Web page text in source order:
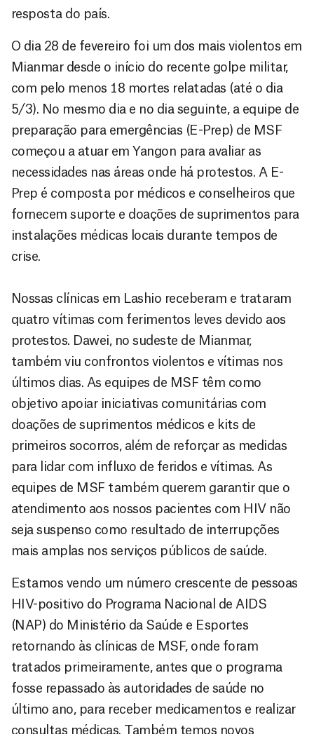
resposta do país.
O dia 28 de fevereiro foi um dos mais violentos em
Mianmar desde o início do recente golpe militar,
com pelo menos 18 mortes relatadas (até o dia
5/3). No mesmo dia e no dia seguinte, a equipe de
preparação para emergências (E-Prep) de MSF
começou a atuar em Yangon para avaliar as
necessidades nas áreas onde há protestos. A E-
Prep é composta por médicos e conselheiros que
fornecem suporte e doações de suprimentos para
instalações médicas locais durante tempos de
crise.
Nossas clínicas em Lashio receberam e trataram
quatro vítimas com ferimentos leves devido aos
protestos. Dawei, no sudeste de Mianmar,
também viu confrontos violentos e vítimas nos
últimos dias. As equipes de MSF têm como
objetivo apoiar iniciativas comunitárias com
doações de suprimentos médicos e kits de
primeiros socorros, além de reforçar as medidas
para lidar com influxo de feridos e vítimas. As
equipes de MSF também querem garantir que o
atendimento aos nossos pacientes com HIV não
seja suspenso como resultado de interrupções
mais amplas nos serviços públicos de saúde.
Estamos vendo um número crescente de pessoas
HIV-positivo do Programa Nacional de AIDS
(NAP) do Ministério da Saúde e Esportes
retornando às clínicas de MSF, onde foram
tratados primeiramente, antes que o programa
fosse repassado às autoridades de saúde no
último ano, para receber medicamentos e realizar
consultas médicas. Também temos novos